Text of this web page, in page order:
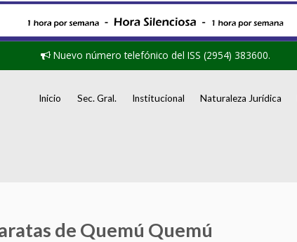
Nuevo número telefónico del ISS (2954) 383600.
Inicio Sec. Gral. Institucional Naturaleza Jurídica
de Quemú Quemú